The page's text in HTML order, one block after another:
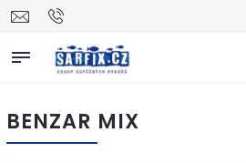
BENZAR MIX